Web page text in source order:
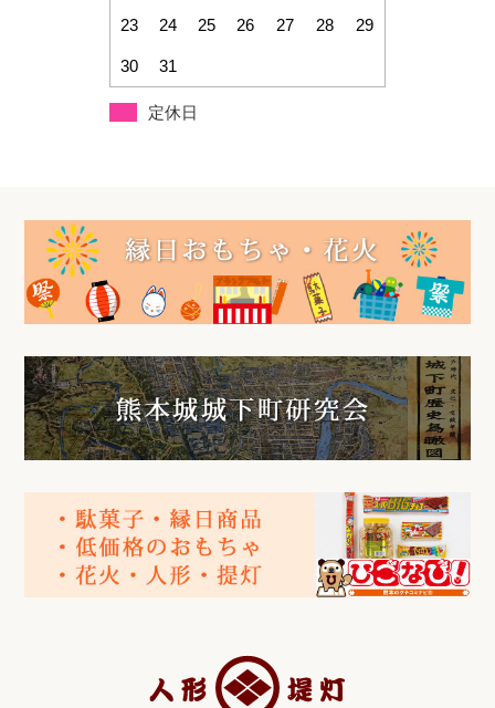
23 24 25 26 27 28 29
30 31
定休日